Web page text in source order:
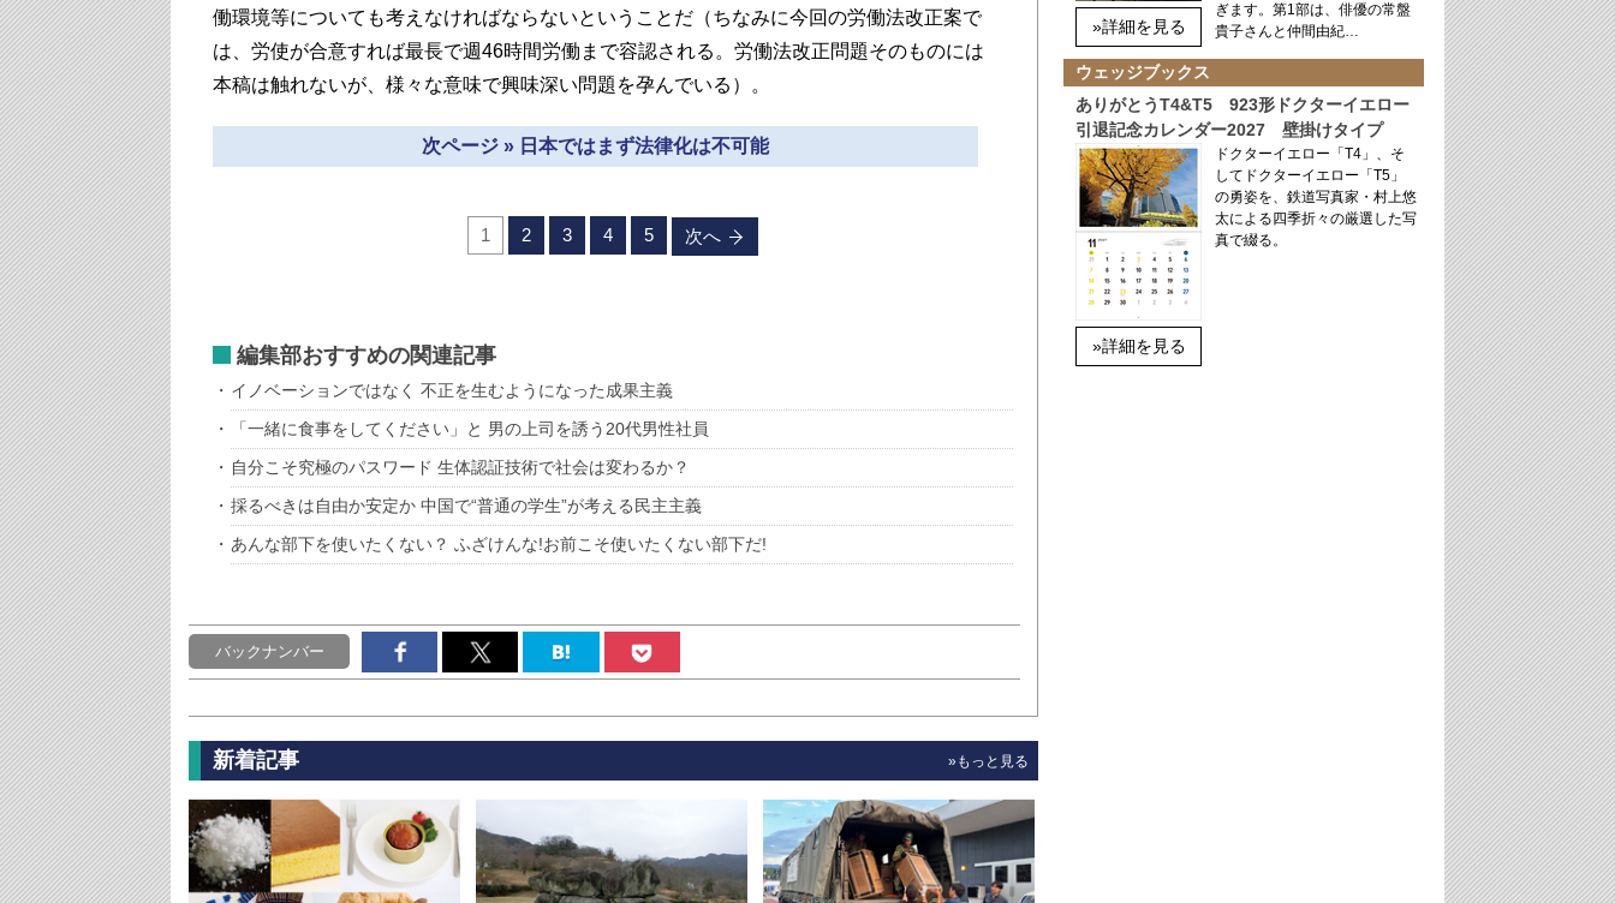
働環境等についても考えなければならないということだ（ちなみに今回の労働法改正案で
は、労使が合意すれば最長で週46時間労働まで容認される。労働法改正問題そのものには
本稿は触れないが、様々な意味で興味深い問題を孕んでいる）。
次ページ » 日本ではまず法律化は不可能
1 2 3 4 5 次へ
編集部おすすめの関連記事
イノベーションではなく 不正を生むようになった成果主義
「一緒に食事をしてください」と 男の上司を誘う20代男性社員
自分こそ究極のパスワード 生体認証技術で社会は変わるか？
採るべきは自由か安定か 中国で“普通の学生”が考える民主主義
あんな部下を使いたくない？ ふざけんな!お前こそ使いたくない部下だ!
バックナンバー
新着記事 »もっと見る
»詳細を見る
ぎます。第1部は、俳優の常盤
貴子さんと仲間由紀…
ウェッジブックス
ありがとうT4&T5 923形ドクターイエロー
引退記念カレンダー2027 壁掛けタイプ
»詳細を見る
ドクターイエロー「T4」、そ
してドクターイエロー「T5」
の勇姿を、鉄道写真家・村上悠
太による四季折々の厳選した写
真で綴る。